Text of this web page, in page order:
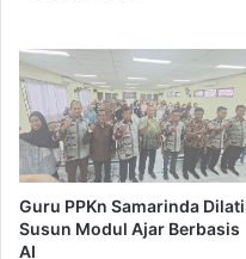
Guru PPKn Samarinda
Susun Modul Ajar Berbasis
AI